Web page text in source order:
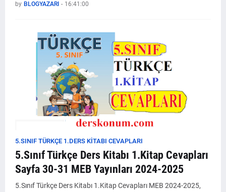
by BLOGYAZARI - 16:41:00
5.SINIF TÜRKÇE 1.DERS KİTABI CEVAPLARI
5.Sınıf Türkçe Ders Kitabı 1.Kitap Cevapları
Sayfa 30-31 MEB Yayınları 2024-2025
5.Sınıf Türkçe Ders Kitabı 1.Kitap Cevapları MEB 2024-2025,